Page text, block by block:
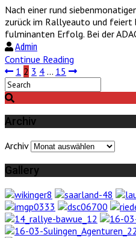
Nach einer rund
zurück im Rallyeauto und feiert
fulminanten Erfolg. Bei der
Admin
Continue Reading
1 2 3 4 … 15
Archiv
Archiv
Gallery